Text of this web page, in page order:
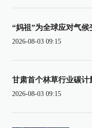
“妈祖”为全球应对气
2026-08-03 09:15
甘肃首个林草行业碳计
2026-08-03 09:15